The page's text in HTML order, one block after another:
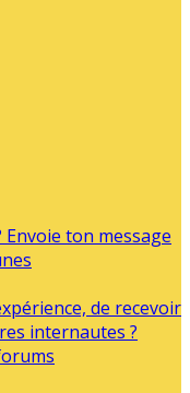
ton message
de recevoir
internautes ?